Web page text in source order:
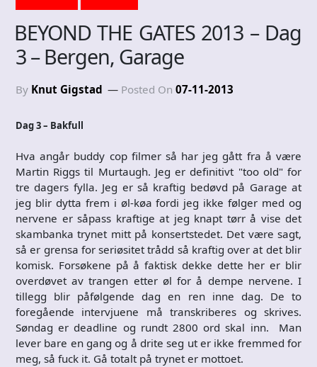
BEYOND THE GATES 2013 – Dag
3 – Bergen, Garage
By Knut Gigstad Posted On 07-11-2013
Dag 3 – Bakfull
Hva angår buddy cop filmer så har jeg gått fra å være
Martin Riggs til Murtaugh. Jeg er definitivt "too old" for
tre dagers fylla. Jeg er så kraftig bedøvd på Garage at
jeg blir dytta frem i øl-køa fordi jeg ikke følger med og
nervene er såpass kraftige at jeg knapt tørr å vise det
skambanka trynet mitt på konsertstedet. Det være sagt,
så er grensa for seriøsitet trådd så kraftig over at det blir
komisk. Forsøkene på å faktisk dekke dette her er blir
overdøvet av trangen etter øl for å dempe nervene. I
tillegg blir påfølgende dag en ren inne dag. De to
foregående intervjuene må transkriberes og skrives.
Søndag er deadline og rundt 2800 ord skal inn. Man
lever bare en gang og å drite seg ut er ikke fremmed for
meg, så fuck it. Gå totalt på trynet er mottoet.